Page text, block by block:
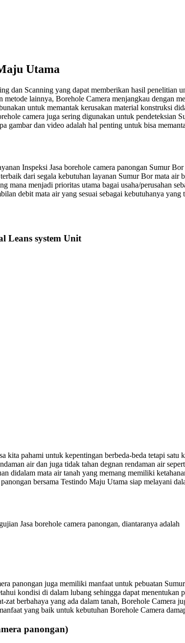
Utama
dan Scanning yang dapat memberikan hasil penelitian
lainnya, Borehole Camera menjangkau dengan
untuk memantak kerusakan material konstruksi
camera juga sering digunakan untuk
gambar dan video adalah hal penting untuk bisa
Inspeksi Jasa borehole camera panongan Sumur
dari segala kebutuhan layanan Sumur Bor mata
menjadi prioritas utama bagai usaha/perusahan
debit mata air yang sesuai sebagai kebutuhanya
Leans system Unit
kita pahami untuk kepentingan berbeda-beda tetapi
air dan juga tidak tahan degnan rendaman air
didalam mata air tanah yang memang memiliki
bersama Testindo Maju Utama siap melayani
Jasa borehole camera panongan, diantaranya adalah
panongan juga memiliki manfaat untuk pebuatan
kondisi di dalam lubang sehingga dapat
berbahaya yang ada dalam tanah, Borehole Camera
yang baik untuk kebutuhan Borehole Camera
panongan)